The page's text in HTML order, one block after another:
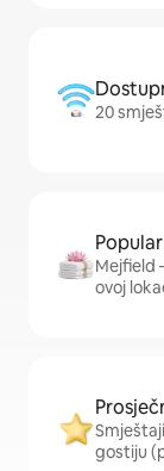
20
Mejfield
ovoj
gostiju